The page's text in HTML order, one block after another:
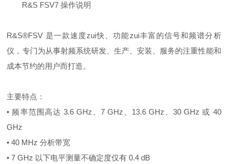
R&S FSV7 操作说明​
R&S®FSV 是一款速度zui快、功能zui丰富的信号和频谱分析
仪，专门为从事射频系统研发、生产、安装、服务的注重性能和
成本节约的用户而打造。
主要特点：
• 频率范围高达 3.6 GHz、7 GHz、13.6 GHz、30 GHz 或 40
GHz
• 40 MHz 分析带宽
• 7 GHz 以下电平测量不确定度仅有 0.4 dB